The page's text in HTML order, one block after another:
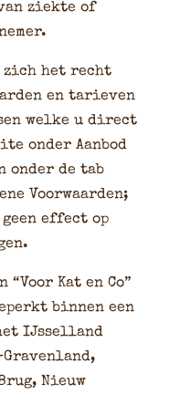
ziekte of
zich het recht
en tarieven
welke u direct
onder Aanbod
onder de tab
Voorwaarden;
effect op
Kat en Co”
binnen een
IJsselland
Nieuw